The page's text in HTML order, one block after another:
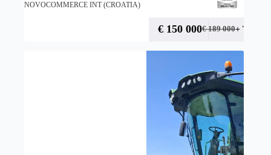
NOVOCOMMERCE INT (CROATIA)
€189 000
€ 150 000 + TVA